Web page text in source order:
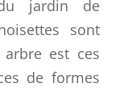
jardin de
sont
est ces
de formes